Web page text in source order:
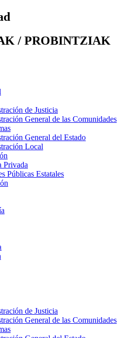
/ PROBINTZIAK
de Justicia
General de las Comunidades
General del Estado
Local
Privada
Públicas Estatales
de Justicia
General de las Comunidades